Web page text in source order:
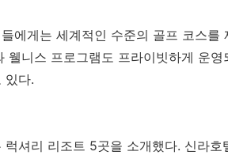
에게는 세계적인 수준의 골프 코스를
웰니스 프로그램도 프라이빗하게 운
있다.
셔리 리조트 5곳을 소개했다. 신라